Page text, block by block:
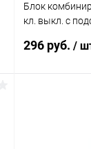
Блок
кл. выкл. с
296 руб. /
Купить в 1